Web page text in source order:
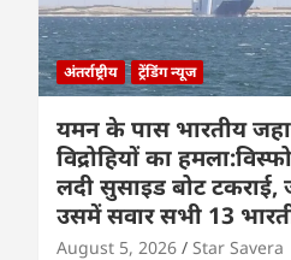
अंतर्राष्ट्रीय ट्रेंडिंग न्यूज
यमन के पास भारतीय
विद्रोहियों का
लदी सुसाइड बोट टकराई,
उसमें सवार सभी 13
August 5, 2026 Star Savera